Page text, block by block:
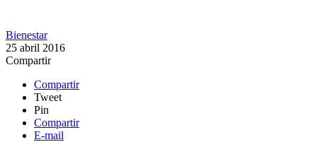
Bienestar
25 abril 2016
Compartir
Compartir
Tweet
Pin
Compartir
E-mail